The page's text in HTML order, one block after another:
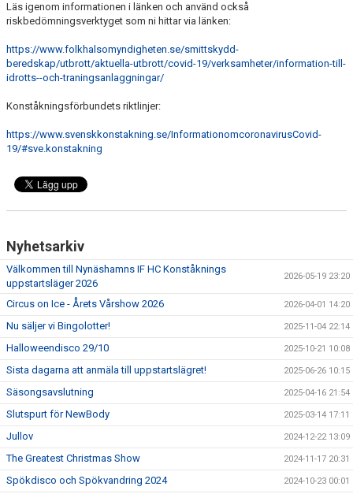
Läs igenom informationen i länken och använd också
riskbedömningsverktyget som ni hittar via länken:
https://www.folkhalsomyndigheten.se/smittskydd-
beredskap/utbrott/aktuella-utbrott/covid-19/verksamheter/information-till-
idrotts--och-traningsanlaggningar/
Konståkningsförbundets riktlinjer:
https://www.svenskkonstakning.se/InformationomcoronavirusCovid-
19/#sve.konstakning
Nyhetsarkiv
Välkommen till Nynäshamns IF HC Konståknings
uppstartsläger 2026
2026-05-19 23:20
Circus on Ice - Årets Vårshow 2026 2026-04-01 14:20
Nu säljer vi Bingolotter! 2025-11-04 22:14
Halloweendisco 29/10 2025-10-21 10:08
Sista dagarna att anmäla till uppstartslägret! 2025-06-26 10:15
Säsongsavslutning 2025-04-16 21:54
Slutspurt för NewBody 2025-03-14 17:11
Jullov 2024-12-22 13:09
The Greatest Christmas Show 2024-11-17 20:31
Spökdisco och Spökvandring 2024 2024-10-23 00:01